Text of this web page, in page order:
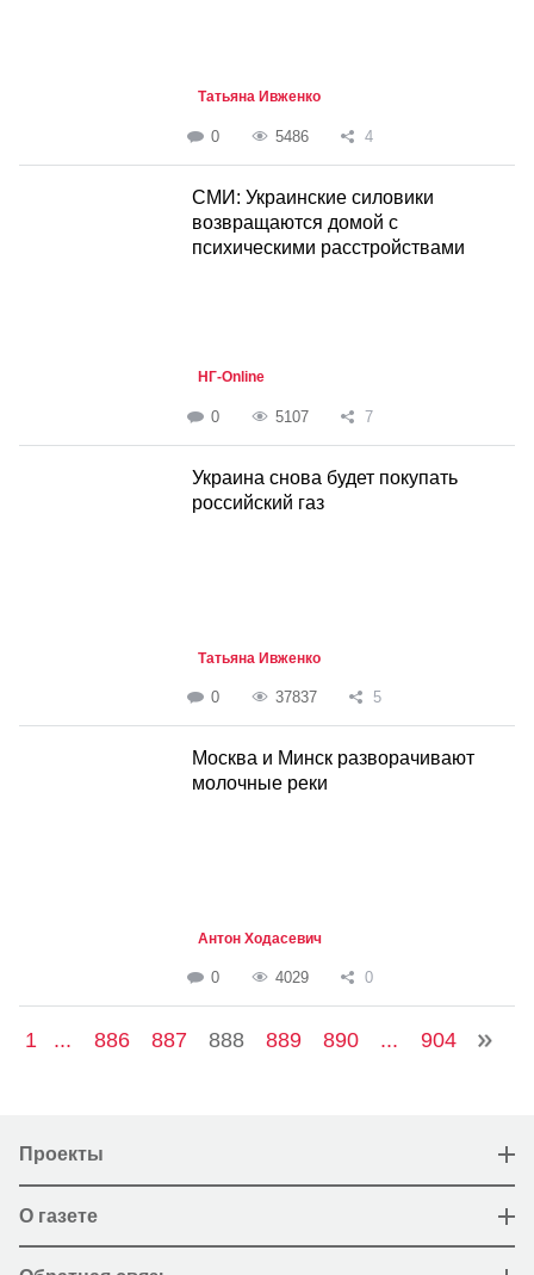
Татьяна Ивженко
0 5486 4
СМИ: Украинские силовики
возвращаются домой с
психическими расстройствами
НГ-Online
0 5107 7
Украина снова будет покупать
российский газ
Татьяна Ивженко
0 37837 5
Москва и Минск разворачивают
молочные реки
Антон Ходасевич
0 4029 0
1 ... 886 887 888 889 890 ... 904
Проекты
О газете